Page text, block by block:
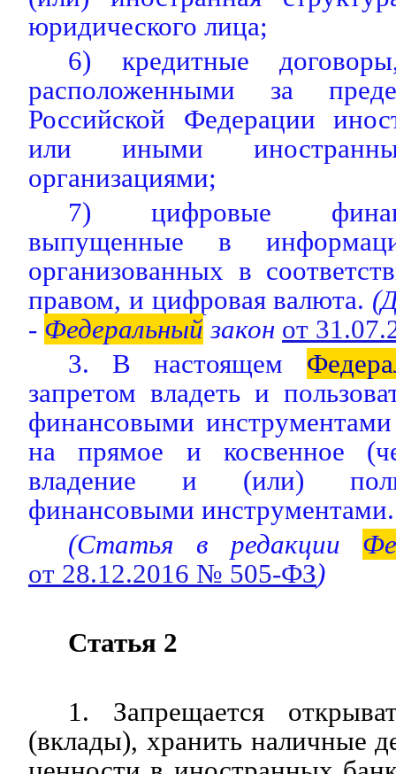
юридического лица;
6) кредитные
расположенными за
Российской Федерации
или иными
организациями;
7) цифровые
выпущенные в
организованных в
правом, и цифровая валюта.
- Федеральный закон от
3. В настоящем
запретом владеть и
финансовыми инструментами
на прямое и косвенное
владение и (или)
финансовыми инструментами.
(Статья в редакции
от 28.12.2016 № 505-ФЗ)
Статья 2
1. Запрещается
(вклады), хранить наличные